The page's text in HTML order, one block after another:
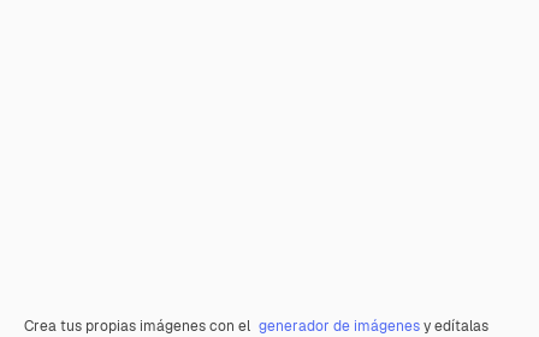
Crea tus propias imágenes con el generador de imágenesy edítalas